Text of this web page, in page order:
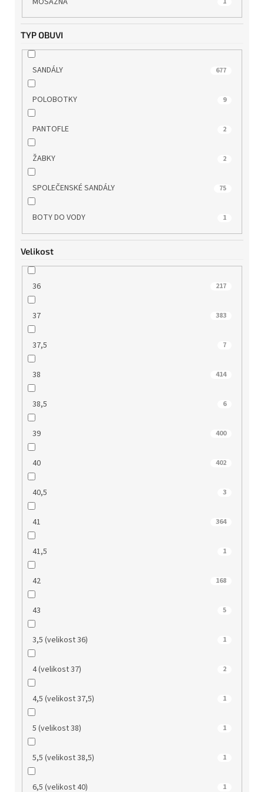
WILD 25
WONDERS
ZAXY
TYP OBUVI
SANDÁLY 677
POLOBOTKY 9
PANTOFLE 2
ŽABKY 2
SPOLEČENSKÉ SANDÁLY 75
BOTY DO VODY 1
Velikost
36 217
37 383
37,5 7
38 414
38,5 6
39 400
40 402
40,5 3
41 364
41,5 1
42 168
43 5
3,5 (velikost 36) 1
4 (velikost 37) 2
4,5 (velikost 37,5) 1
5 (velikost 38) 1
5,5 (velikost 38,5) 1
6,5 (velikost 40) 1